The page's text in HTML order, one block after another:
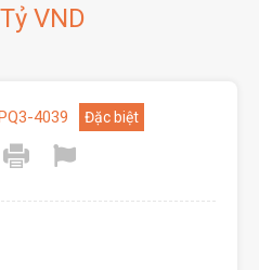
VND
4039 Đặc biệt